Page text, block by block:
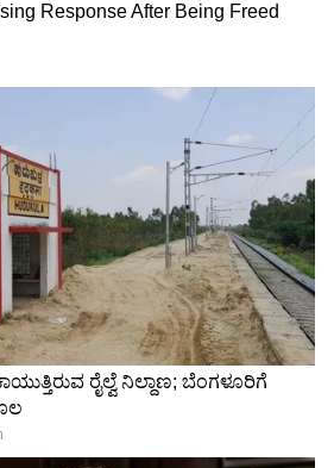
ಕೇಸಲ್ಲಿ ಪ್ರಕಾಶ್
ಕೇರಳದಿಂದ ₹200
ನಮಿಸಿದ 'ಕಾಕ್ರೋಚ್
ಪ್ರಕಾಶ್ ರಾಜ್